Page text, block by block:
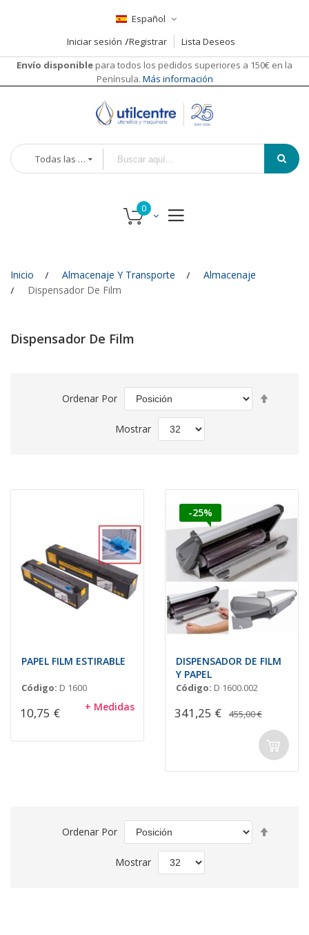
Español
Iniciar sesión
Registrar
Lista Deseos
Envío disponible para todos los pedidos superiores a 150€ en la
Península. Más información
Todas las categorías
Inicio Almacenaje Y Transporte
Almacenaje
Dispensador De Film
Dispensador De Film
Ordenar Por
Mostrar
PAPEL FILM ESTIRABLE
Código: D 1600
10,75 € + Medidas
-25%
DISPENSADOR DE FILM
Y PAPEL
Código: D 1600.002
341,25 € 455,00 €
Ordenar Por
Mostrar